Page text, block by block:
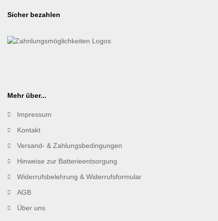
Sicher bezahlen
Mehr über...
Impressum
Kontakt
Versand- & Zahlungsbedingungen
Hinweise zur Batterieentsorgung
Widerrufsbelehrung & Widerrufsformular
AGB
Über uns